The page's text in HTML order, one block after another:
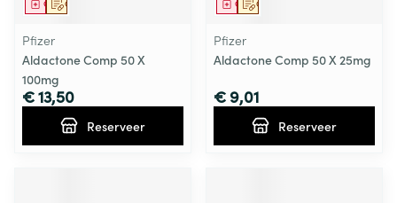
Op voorschrift
Geneesmiddel
Pfizer
Aldactone Comp 50 X
100mg
€ 13,50
Reserveer
Op voorschrift
Geneesmiddel
Pfizer
Aldactone Comp 50 X 25mg
€ 9,01
Reserveer